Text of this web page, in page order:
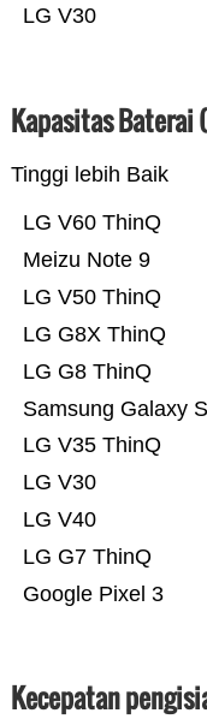
LG V30
Kapasitas Baterai
Tinggi lebih Baik
Google Pixel 3
LG G7 ThinQ
LG V40
LG V30
LG V35 ThinQ
Samsung Galaxy
LG G8 ThinQ
LG G8X ThinQ
LG V50 ThinQ
Meizu Note 9
LG V60 ThinQ
Kecepatan